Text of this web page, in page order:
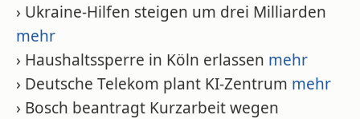
› Ukraine-Hilfen steigen um drei Milliarden
mehr
› Haushaltssperre in Köln erlassen mehr
› Deutsche Telekom plant KI-Zentrum mehr
› Bosch beantragt Kurzarbeit wegen